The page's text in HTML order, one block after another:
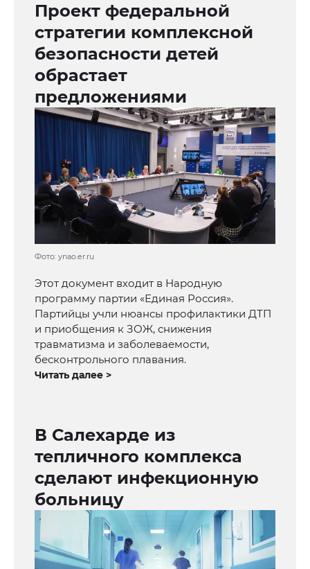
Проект федеральной
стратегии комплексной
безопасности детей
обрастает
предложениями
Фото: ynao.er.ru
Этот документ входит в Народную
программу партии «Единая Россия».
Партийцы учли нюансы профилактики ДТП
и приобщения к ЗОЖ, снижения
травматизма и заболеваемости,
бесконтрольного плавания.
Читать далее >
В Салехарде из
тепличного комплекса
сделают инфекционную
больницу